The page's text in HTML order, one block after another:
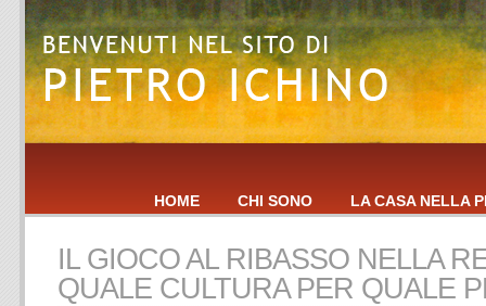
HOME CHI SONO LA CASA NELLA
IL GIOCO AL RIBASSO NELLA
QUALE CULTURA PER QUALE